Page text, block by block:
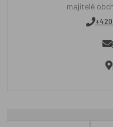
majitelé
+420